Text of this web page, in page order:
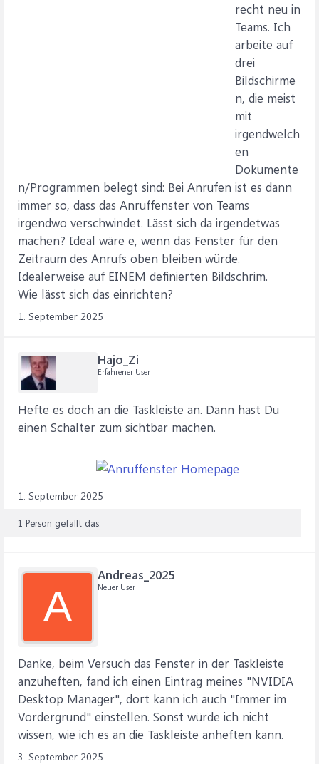
recht neu in
Teams. Ich
arbeite auf
drei
Bildschirme
n, die meist
mit
irgendwelch
en
Dokumente
n/Programmen belegt sind: Bei Anrufen ist es dann
immer so, dass das Anruffenster von Teams
irgendwo verschwindet. Lässt sich da irgendetwas
machen? Ideal wäre e, wenn das Fenster für den
Zeitraum des Anrufs oben bleiben würde.
Idealerweise auf EINEM definierten Bildschrim.
Wie lässt sich das einrichten?
1. September 2025
Hajo_Zi
Erfahrener User
Hefte es doch an die Taskleiste an. Dann hast Du
einen Schalter zum sichtbar machen.
1. September 2025
1 Person gefällt das.
A
Andreas_2025
Neuer User
Danke, beim Versuch das Fenster in der Taskleiste
anzuheften, fand ich einen Eintrag meines "NVIDIA
Desktop Manager", dort kann ich auch "Immer im
Vordergrund" einstellen. Sonst würde ich nicht
wissen, wie ich es an die Taskleiste anheften kann.
3. September 2025